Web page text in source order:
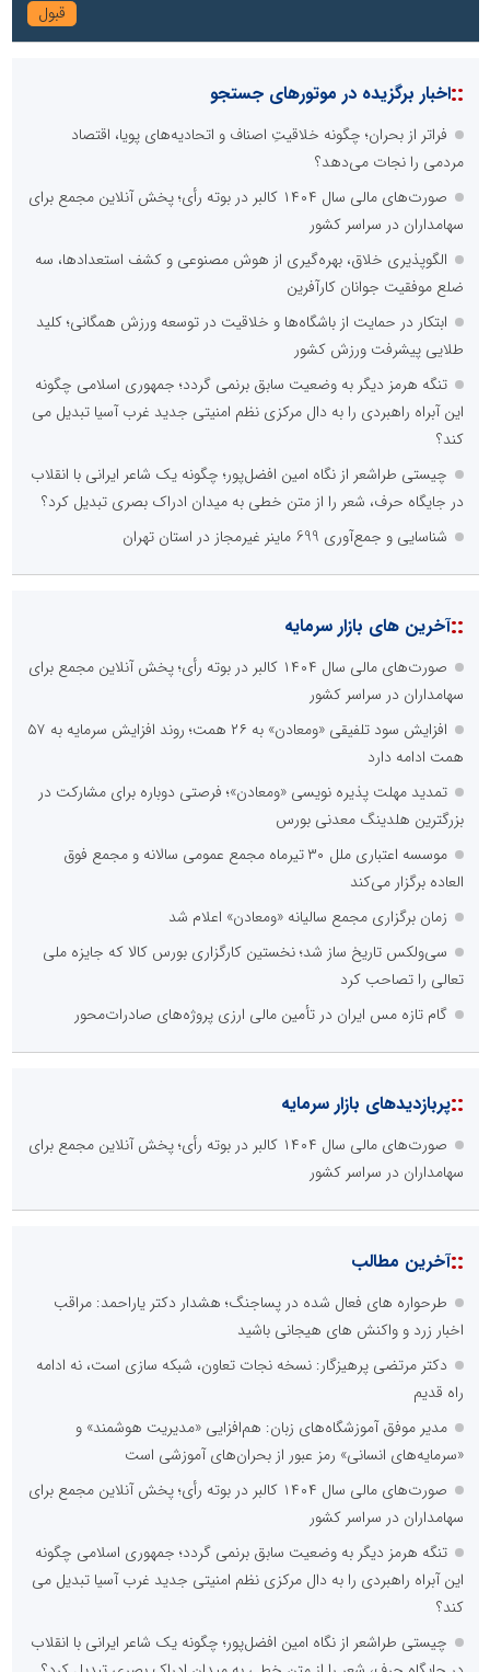
::اخبار برگزیده در موتورهای جستجو
فراتر از بحران؛ چگونه خلاقیتِ اصناف و اتحادیه‌های پویا، اقتصاد
مردمی را نجات می‌دهد؟
صورت‌های مالی سال ۱۴۰۴ کالبر در بوته رأی؛ پخش آنلاین مجمع برای
سهامداران در سراسر کشور
الگوپذیری خلاق، بهره‌گیری از هوش مصنوعی و کشف استعدادها، سه
ضلع موفقیت جوانان کارآفرین
ابتکار در حمایت از باشگاه‌ها و خلاقیت در توسعه ورزش همگانی؛ کلید
طلایی پیشرفت ورزش کشور
تنگه هرمز دیگر به وضعیت سابق برنمی گردد؛ جمهوری اسلامی چگونه
این آبراه راهبردی را به دال مرکزی نظم امنیتی جدید غرب آسیا تبدیل می
کند؟
چیستی طراشعر از نگاه امین افضل‌پور؛ چگونه یک شاعر ایرانی با انقلاب
در جایگاه حرف، شعر را از متن خطی به میدان ادراک بصری تبدیل کرد؟
شناسایی و جمع‌آوری 699 ماینر غیرمجاز در استان تهران
::آخرین های بازار سرمایه
صورت‌های مالی سال ۱۴۰۴ کالبر در بوته رأی؛ پخش آنلاین مجمع برای
سهامداران در سراسر کشور
افزایش سود تلفیقی «ومعادن» به ۲۶ همت؛ روند افزایش سرمایه به ۵۷
همت ادامه دارد
تمدید مهلت پذیره نویسی «ومعادن»؛ فرصتی دوباره برای مشارکت در
بزرگترین هلدینگ معدنی بورس
موسسه اعتباری ملل ۳۰ تیرماه مجمع عمومی سالانه و مجمع فوق
العاده برگزار می‌کند
زمان برگزاری مجمع سالیانه «ومعادن» اعلام شد
سی‌ولکس تاریخ ساز شد؛ نخستین کارگزاری بورس کالا که جایزه ملی
تعالی را تصاحب کرد
گام تازه مس ایران در تأمین مالی ارزی پروژه‌های صادرات‌محور
::پربازدیدهای بازار سرمایه
صورت‌های مالی سال ۱۴۰۴ کالبر در بوته رأی؛ پخش آنلاین مجمع برای
سهامداران در سراسر کشور
::آخرین مطالب
طرحواره های فعال شده در پساجنگ؛ هشدار دکتر یاراحمد: مراقب
اخبار زرد و واکنش های هیجانی باشید
دکتر مرتضی پرهیزگار: نسخه نجات تعاون، شبکه سازی است، نه ادامه
راه قدیم
مدیر موفق آموزشگاه‌های زبان: هم‌افزایی «مدیریت هوشمند» و
«سرمایه‌های انسانی» رمز عبور از بحران‌های آموزشی است
صورت‌های مالی سال ۱۴۰۴ کالبر در بوته رأی؛ پخش آنلاین مجمع برای
سهامداران در سراسر کشور
تنگه هرمز دیگر به وضعیت سابق برنمی گردد؛ جمهوری اسلامی چگونه
این آبراه راهبردی را به دال مرکزی نظم امنیتی جدید غرب آسیا تبدیل می
کند؟
چیستی طراشعر از نگاه امین افضل‌پور؛ چگونه یک شاعر ایرانی با انقلاب